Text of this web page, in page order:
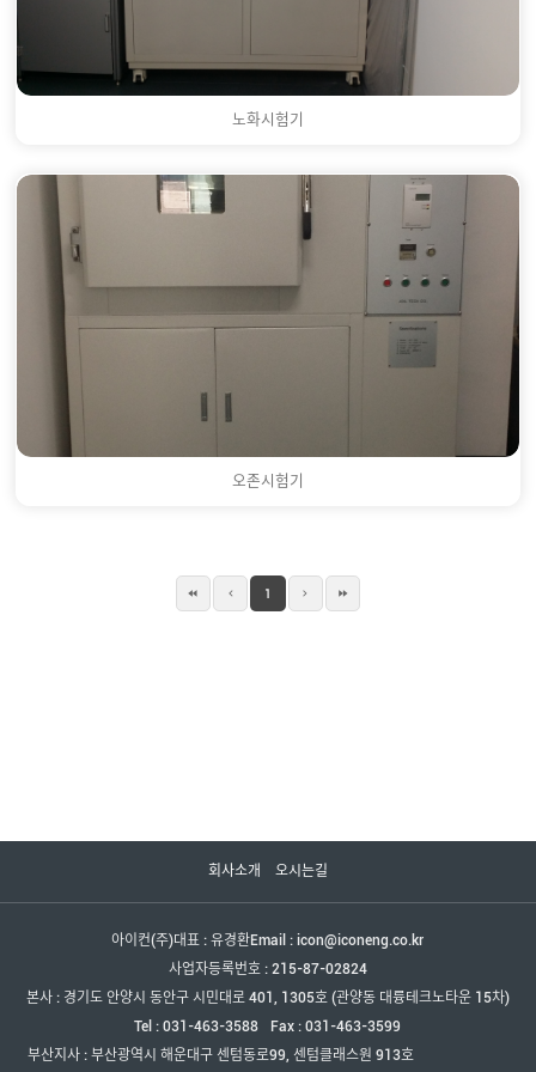
노화시험기
오존시험기
1
회사소개 오시는길
아이컨(주)대표 : 유경환Email : icon@iconeng.co.kr
사업자등록번호 : 215-87-02824
본사 : 경기도 안양시 동안구 시민대로 401, 1305호 (관양동 대륭테크노타운 15차)
Tel : 031-463-3588
Fax : 031-463-3599
부산지사 : 부산광역시 해운대구 센텀동로99, 센텀클래스원 913호